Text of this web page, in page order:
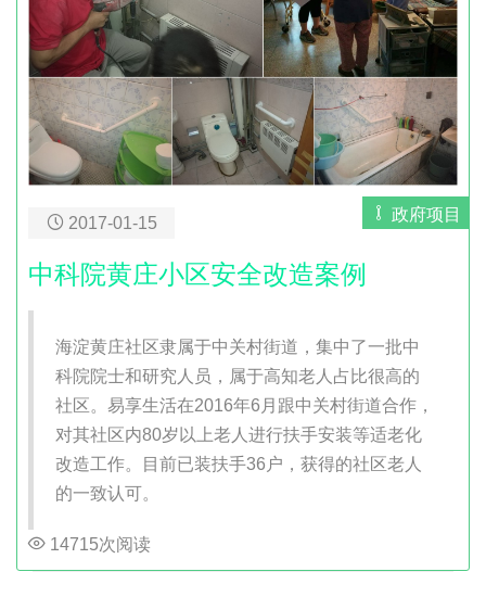
政府项目
2017-01-15
中科院黄庄小区安全改造案例
海淀黄庄社区隶属于中关村街道，集中了一批中
科院院士和研究人员，属于高知老人占比很高的
社区。易享生活在2016年6月跟中关村街道合作，
对其社区内80岁以上老人进行扶手安装等适老化
改造工作。目前已装扶手36户，获得的社区老人
的一致认可。
14715次阅读